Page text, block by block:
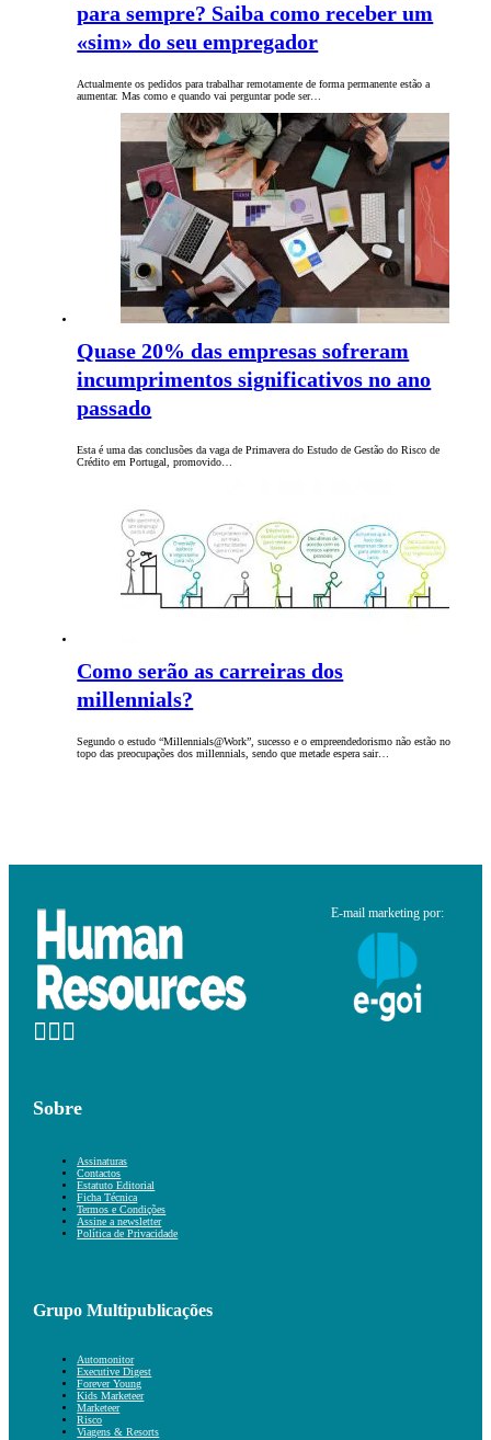
para sempre? Saiba como receber um
«sim» do seu empregador
Actualmente os pedidos para trabalhar remotamente de forma permanente estão a
aumentar. Mas como e quando vai perguntar pode ser…
Quase 20% das empresas sofreram
incumprimentos significativos no ano
passado
Esta é uma das conclusões da vaga de Primavera do Estudo de Gestão do Risco de
Crédito em Portugal, promovido…
Como serão as carreiras dos
millennials?
Segundo o estudo “Millennials@Work”, sucesso e o empreendedorismo não estão no
topo das preocupações dos millennials, sendo que metade espera sair…
E-mail marketing por:
Sobre
Assinaturas
Contactos
Estatuto Editorial
Ficha Técnica
Termos e Condições
Assine a newsletter
Política de Privacidade
Grupo Multipublicações
Automonitor
Executive Digest
Forever Young
Kids Marketeer
Marketeer
Risco
Viagens & Resorts